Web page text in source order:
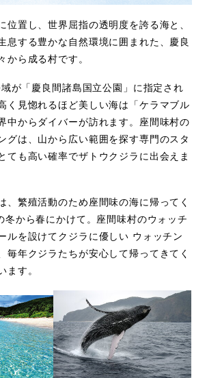
位置し、世界屈指の透明度を誇る海と、
息する豊かな自然環境に囲まれた、慶良
から成る村です。
が「慶良間諸島国立公園」に指定され
く見惚れるほど美しい海は「ケラマブル
中からダイバーが訪れます。座間味村の
グは、山から広い範囲を探す専門のスタ
ても高い確率でザトウクジラに出会えま
、繁殖活動のため座間味の海に帰ってく
冬から春にかけて。座間味村のウォッチ
ルを設けてクジラに優しい ウォッチン
毎年クジラたちが安心して帰ってきてく
ます。